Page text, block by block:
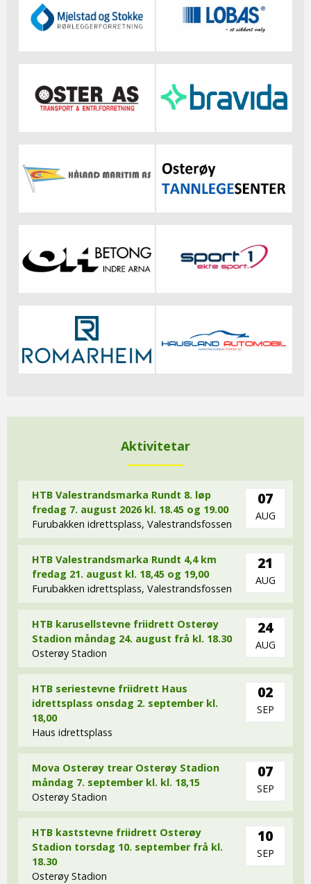
Aktivitetar
HTB Valestrandsmarka Rundt 8. løp
fredag 7. august 2026 kl. 18.45 og 19.00
Furubakken idrettsplass, Valestrandsfossen
07
AUG
HTB Valestrandsmarka Rundt 4,4 km
fredag 21. august kl. 18,45 og 19,00
Furubakken idrettsplass, Valestrandsfossen
21
AUG
HTB karusellstevne friidrett Osterøy
Stadion måndag 24. august frå kl. 18.30
Osterøy Stadion
24
AUG
HTB seriestevne friidrett Haus
idrettsplass onsdag 2. september kl.
18,00
Haus idrettsplass
02
SEP
Mova Osterøy trear Osterøy Stadion
måndag 7. september kl. kl. 18,15
Osterøy Stadion
07
SEP
HTB kaststevne friidrett Osterøy
Stadion torsdag 10. september frå kl.
18.30
Osterøy Stadion
10
SEP